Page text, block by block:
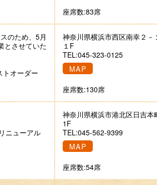
座席数:83席
のため、5月
とさせていた
オーダー
神奈川県横浜市西区南幸２
１F
TEL:045-323-0125
MAP
座席数:130席
ニューアル
神奈川県横浜市港北区日吉
1F
TEL:045-562-9399
MAP
座席数:54席